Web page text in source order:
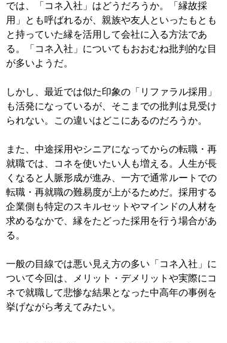
では、「コネ入社」はどうだろうか。「縁故採
用」とも呼ばれるが、親族や友人といったもとも
と持っていた縁を活用して会社に入る方法であ
る。「コネ入社」についてもおおむね批判的な目
が多いようだ。
しかし、最近では似た印象の「リファラル採用」
も活発になっているが、そこまでの批判は見受け
られない。この違いはどこにあるのだろうか。
また、中途採用やシニアになってからの転職・再
就職では、コネを使いたい人も増える。人生が長
くなると人脈形成が進み、一方で通常ルートでの
転職・再就職の難易度が上がるためだ。採用する
企業側も特定のスキルセットやマインドの人材を
求めるなかで、縁をたどった採用を行う場合があ
る。
一般の目線では悪い見え方の多い「コネ入社」に
ついて今回は、メリット・デメリットや実際にコ
ネで就職して悲惨な結果となった中高年の事例を
挙げながら考えてみたい。